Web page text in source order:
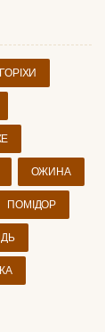
ОЖИНА
ПОМІДОР